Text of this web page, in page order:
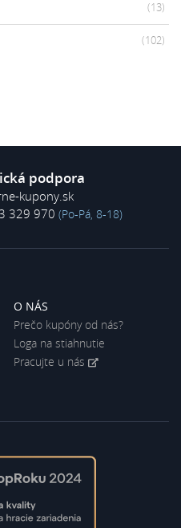
(13)
(102)
podpora
kupony.sk
329 970 (Po-Pá, 8-18)
O NÁS
Prečo kupóny od nás?
Loga na stiahnutie
Pracujte u nás